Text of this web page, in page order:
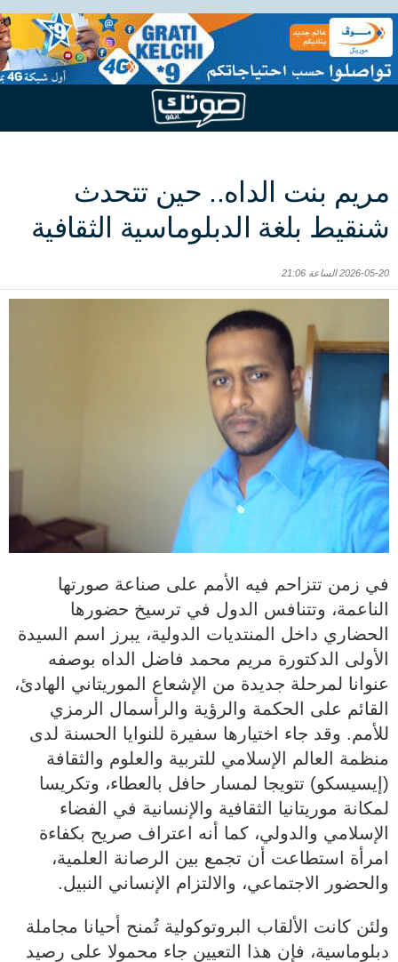
مريم بنت الداه.. حين تتحدث
شنقيط بلغة الدبلوماسية الثقافية
2026-05-20 الساعة 21:06
في زمن تتزاحم فيه الأمم على صناعة صورتها
الناعمة، وتتنافس الدول في ترسيخ حضورها
الحضاري داخل المنتديات الدولية، يبرز اسم السيدة
الأولى الدكتورة مريم محمد فاضل الداه بوصفه
عنوانا لمرحلة جديدة من الإشعاع الموريتاني الهادئ،
القائم على الحكمة والرؤية والرأسمال الرمزي
للأمم. وقد جاء اختيارها سفيرة للنوايا الحسنة لدى
منظمة العالم الإسلامي للتربية والعلوم والثقافة
(إيسيسكو) تتويجا لمسار حافل بالعطاء، وتكريسا
لمكانة موريتانيا الثقافية والإنسانية في الفضاء
الإسلامي والدولي، كما أنه اعتراف صريح بكفاءة
امرأة استطاعت أن تجمع بين الرصانة العلمية،
والحضور الاجتماعي، والالتزام الإنساني النبيل.
ولئن كانت الألقاب البروتوكولية تُمنح أحيانا مجاملة
دبلوماسية، فإن هذا التعيين جاء محمولا على رصيد